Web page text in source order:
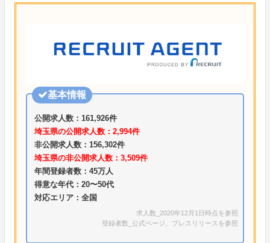
基本情報
公開求人数：161,926件
埼玉県の公開求人数：2,994件
非公開求人数：156,302件
埼玉県の非公開求人数：3,509件
年間登録者数：45万人
得意な年代：20〜50代
対応エリア：全国
求人数_2020年12月1日時点を参照
登録者数_公式ページ、プレスリリースを参照